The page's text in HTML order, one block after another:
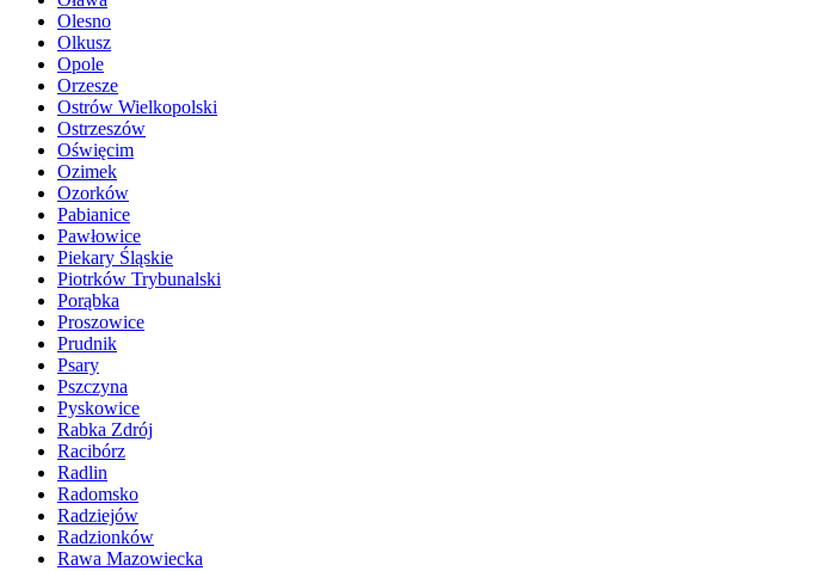
Olesno
Olkusz
Opole
Orzesze
Ostrów Wielkopolski
Ostrzeszów
Oświęcim
Ozimek
Ozorków
Pabianice
Pawłowice
Piekary Śląskie
Piotrków Trybunalski
Porąbka
Proszowice
Prudnik
Psary
Pszczyna
Pyskowice
Rabka Zdrój
Racibórz
Radlin
Radomsko
Radziejów
Radzionków
Rawa Mazowiecka